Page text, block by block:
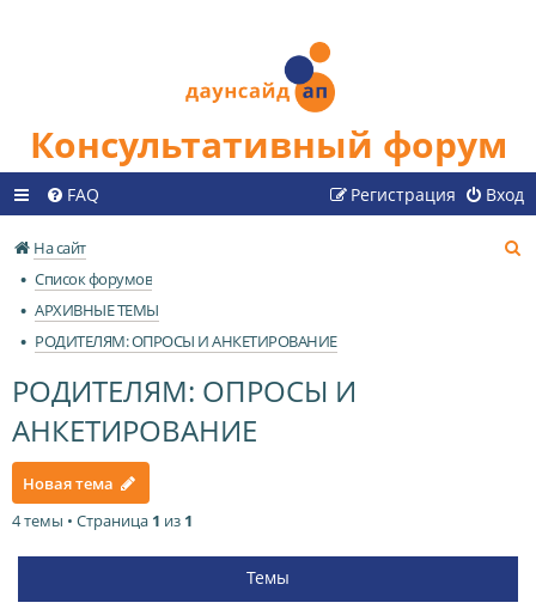
Консультативный форум
FAQ Вход
Регистрация
На сайт
Список форумов
АРХИВНЫЕ ТЕМЫ
РОДИТЕЛЯМ: ОПРОСЫ И АНКЕТИРОВАНИЕ
РОДИТЕЛЯМ: ОПРОСЫ И
АНКЕТИРОВАНИЕ
Новая тема
4 темы • Страница 1 из 1
Темы